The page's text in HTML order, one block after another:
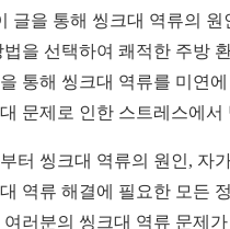
글을 통해 씽크대 역류의
법을 선택하여 쾌적한 주방
통해 씽크대 역류를 미연
문제로 인한 스트레스에서
터 씽크대 역류의 원인, 자
역류 해결에 필요한 모든
여러분의 씽크대 역류 문제